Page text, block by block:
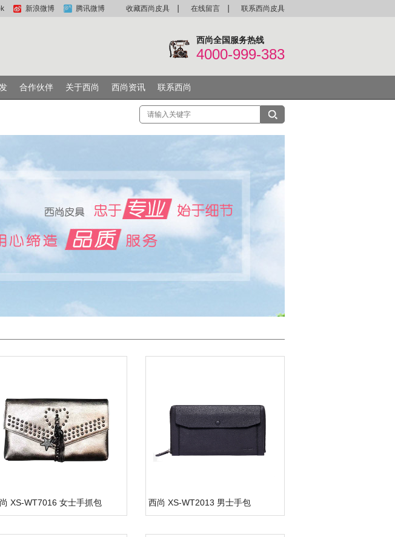
新浪微博 腾讯微博 收藏西尚皮具 在线留言 联系西尚皮具
西尚全国服务热线
4000-999-383
合作伙伴 关于西尚 西尚资讯 联系西尚
XS-WT7016 女士手抓包 西尚 XS-WT2013 男士手包